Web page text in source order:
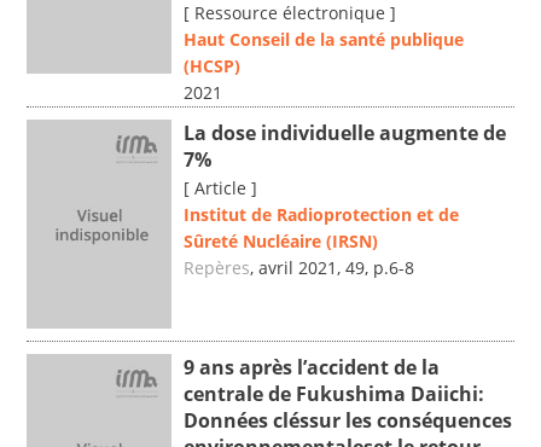
[ Ressource électronique ]
Haut Conseil de la santé publique
(HCSP)
2021
La dose individuelle augmente de
7%
[ Article ]
Institut de Radioprotection et de
Sûreté Nucléaire (IRSN)
Repères, avril 2021, 49, p.6-8
9 ans après l’accident de la
centrale de Fukushima Daiichi:
Données cléssur les conséquences